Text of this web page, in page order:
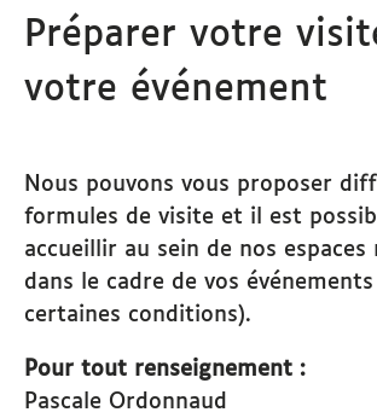
Préparer votre
votre événement
Nous pouvons vous proposer
formules de visite et il est
accueillir au sein de nos espaces
dans le cadre de vos événements
certaines conditions).
Pour tout renseignement :
Pascale Ordonnaud